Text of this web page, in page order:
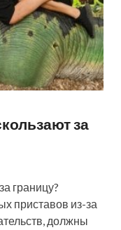
за
границу?
приставов из-за
должны